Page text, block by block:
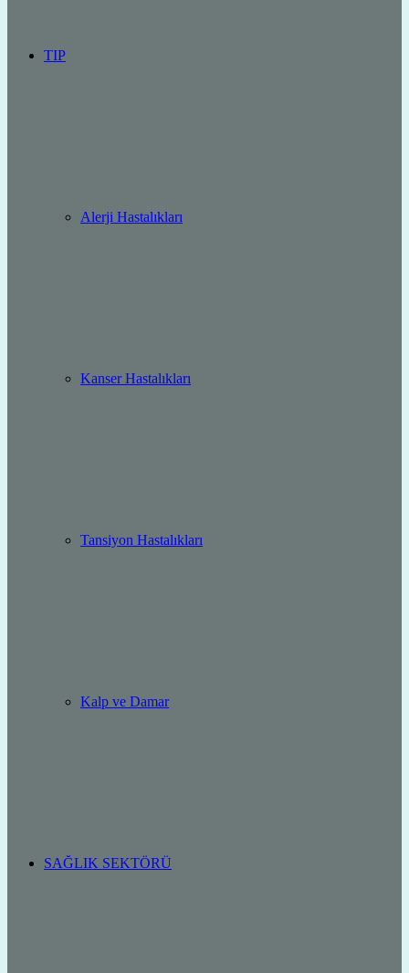
TIP
Alerji Hastalıkları
Kanser Hastalıkları
Tansiyon Hastalıkları
Kalp ve Damar
SAĞLIK SEKTÖRÜ